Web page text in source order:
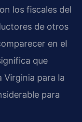
los fiscales del
de otros
en el
que
Virginia para la
para